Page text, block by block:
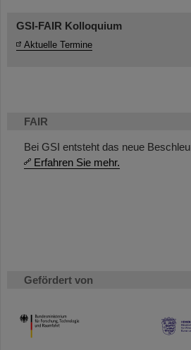
FAIR
Bei GSI entsteht das neue
Erfahren Sie mehr.
Gefördert von
HMWK
GSI-FAIR Kolloquium
Aktuelle Termine